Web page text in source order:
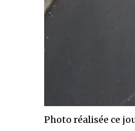
Photo réalisée ce